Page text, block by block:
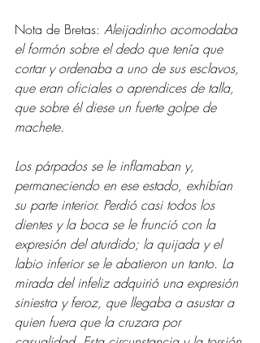
Nota de Bretas: Aleijadinho acomodaba
el formón sobre el dedo que tenía que
cortar y ordenaba a uno de sus esclavos,
que eran oficiales o aprendices de talla,
que sobre él diese un fuerte golpe de
machete.
Los párpados se le inflamaban y,
permaneciendo en ese estado, exhibían
su parte interior. Perdió casi todos los
dientes y la boca se le frunció con la
expresión del aturdido; la quijada y el
labio inferior se le abatieron un tanto. La
mirada del infeliz adquirió una expresión
siniestra y feroz, que llegaba a asustar a
quien fuera que la cruzara por